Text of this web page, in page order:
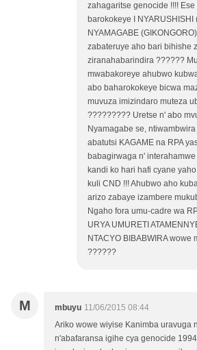
zahagaritse genocide !!!!
barokokeye I NYARUSHISHI
NYAMAGABE
zabateruye aho bari bihishe
ziranahabarindira ??????
mwabakoreye ahubwo
abo baharokokeye bicwa
muvuza imizindaro muteza
????????? Uretse n' abo
Nyamagabe se,
abatutsi KAGAME na RPA
babagirwaga n'
kandi ko hari hafi cyane
kuli CND !!! Ahubwo aho
arizo zabaye izambere
Ngaho fora umu-cadre wa
URYA UMURETI
NTACYO BIBABWIRA wowe
??????
M mbuyu 11/06/2015 08:44
Ariko wowe wiyise Kanimba uravuga
n'abafaransa igihe cya genocide